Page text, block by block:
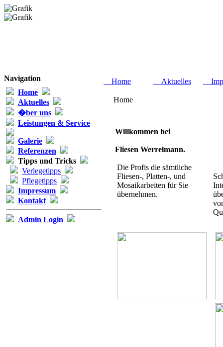
Navigation
Home
Aktuelles
�ber uns
Leistungen & Service
Galerie
Referenzen
Tipps und Tricks
Verlegetipps
Pflegetipps
Impressum
Kontakt
Admin Login
Home Aktuelles
Home
Willkommen bei
Fliesen Werrelmann.
Die Profis die sämtliche
Fliesen-, Platten-, und
Mosaikarbeiten für Sie
übernehmen.